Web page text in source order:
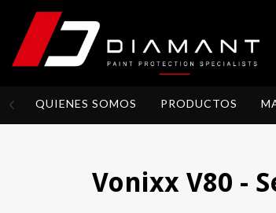
QUIENES SOMOS PRODUCTOS
Vonixx V80 -